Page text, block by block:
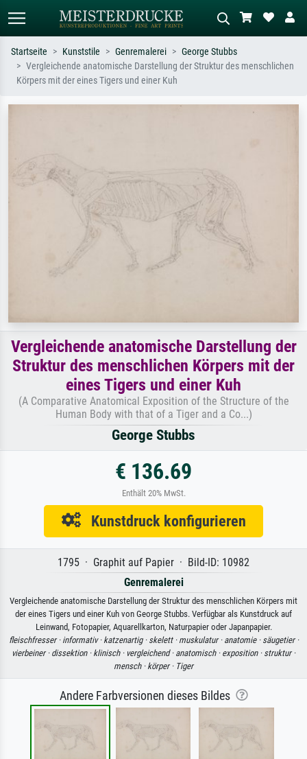
Standardsuche
Wiese, Abstrakt mit viel Rot, Dunkles
Startseite Kunststile Genremalerei
George Stubbs
Vergleichende anatomische Darstellung der Struktur des menschlichen
Körpers mit der eines Tigers und einer Kuh
Vergleichende anatomische Darstellung der
Struktur des menschlichen Körpers mit der
eines Tigers und einer Kuh
(A Comparative Anatomical Exposition of the Structure of the
Human Body with that of a Tiger and a Co...)
George Stubbs
€ 136.69
Enthält 20% MwSt.
Kunstdruck konfigurieren
1795 · Graphit auf Papier · Bild-ID: 10982
Genremalerei
Vergleichende anatomische Darstellung der Struktur des menschlichen Körpers mit
der eines Tigers und einer Kuh von George Stubbs. Verfügbar als Kunstdruck auf
Leinwand, Fotopapier, Aquarellkarton, Naturpapier oder Japanpapier.
fleischfresser · informativ · katzenartig · skelett · muskulatur · anatomie · säugetier ·
vierbeiner · dissektion · klinisch · vergleichend · anatomisch · exposition · struktur ·
mensch · körper · Tiger
Andere Farbversionen dieses Bildes